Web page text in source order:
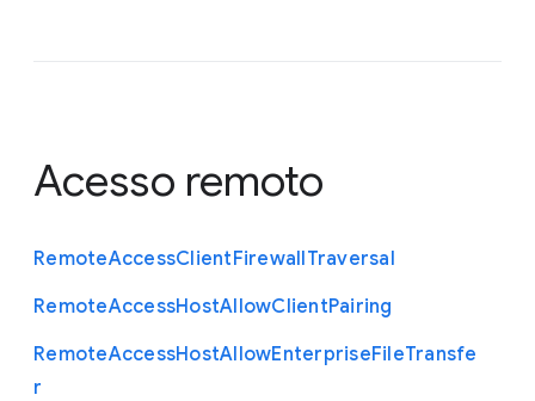
Acesso remoto
RemoteAccessClientFirewallTraversal
RemoteAccessHostAllowClientPairing
RemoteAccessHostAllowEnterpriseFileTransfe
r